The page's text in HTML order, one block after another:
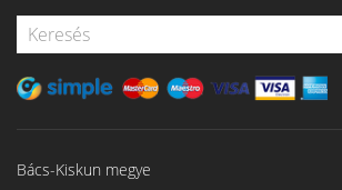
Bács-Kiskun megye